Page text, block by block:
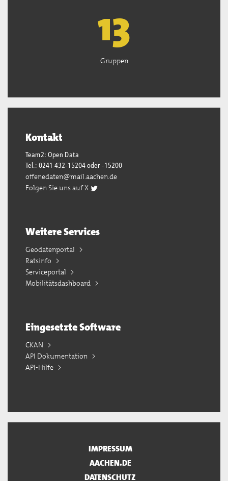
13
Gruppen
Kontakt
Team2: Open Data
Tel.: 0241 432-15204 oder -15200
offenedaten@mail.aachen.de
Folgen Sie uns auf X
Weitere Services
Geodatenportal
Ratsinfo
Serviceportal
Mobilitätsdashboard
Eingesetzte Software
CKAN
API Dokumentation
API-Hilfe
IMPRESSUM
AACHEN.DE
DATENSCHUTZ